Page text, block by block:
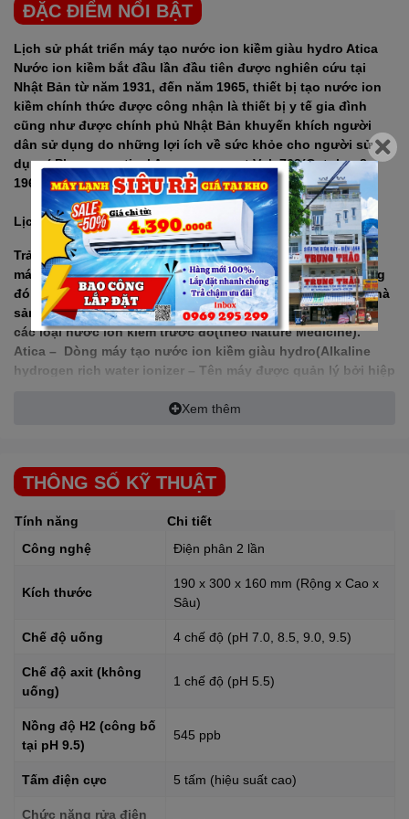
ĐẶC ĐIỂM NỔI BẬT
Lịch sử phát triển máy tạo nước ion kiềm giàu hydro Atica
Nước ion kiềm bắt đầu lần đầu tiên được nghiên cứu tại
Nhật Bản từ năm 1931, đến năm 1965, thiết bị tạo nước ion
kiềm chính thức được công nhận là thiết bị y tế gia đình
cũng như được chính phủ Nhật Bản khuyến khích người
dân sử dụng do những lợi ích về sức khỏe cho người sử
dụng( Pharmaceutical Announcement Vol. 763(October 8,
1965)).
Lịch sử hình thành máy lọc nước ion kiềm giàu hydro
Trải qua hơn 50 năm ứng dụng, nghiên cứu và phát triển,
máy tạo nước ion kiềm đã có những cải tiến đáng kể, trong
đó tạo ra nước ion kiềm giàu hydro là xu hướng mà các nhà
sản xuất đang tập trung do những lợi ích vượt trội so với
các loại nước ion kiềm trước đó(theo Nature Medicine).
Atica – Dòng máy tạo nước ion kiềm giàu hydro(Alkaline
hydrogen rich water ionizer – Tên máy được quản lý bởi hiệp
Maxell, thuộc tập đoàn Hitachi Nhật Bản – tại 4680, Ikata,
Tại sao nên sử dụng máy tạo nước ion kiềm giàu Hydro Atica
Xem thêm
THÔNG SỐ KỸ THUẬT
Tính năng
Chi tiết
Công nghệ
Điện phân 2 lần
Kích thước
190 x 300 x 160 mm (Rộng x Cao x
Sâu)
Chế độ uống 4 chế độ (pH 7.0, 8.5, 9.0, 9.5)
Chế độ axit (không
uống)
1 chế độ (pH 5.5)
Nồng độ H2 (công bố
tại pH 9.5)
545 ppb
Tấm điện cực 5 tấm (hiệu suất cao)
Chức năng rửa điện